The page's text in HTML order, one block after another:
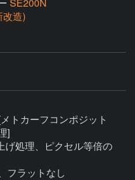
SE200N
造)
トカーフコンポジット
]
げ処理、ピクセル等倍の
フラットなし